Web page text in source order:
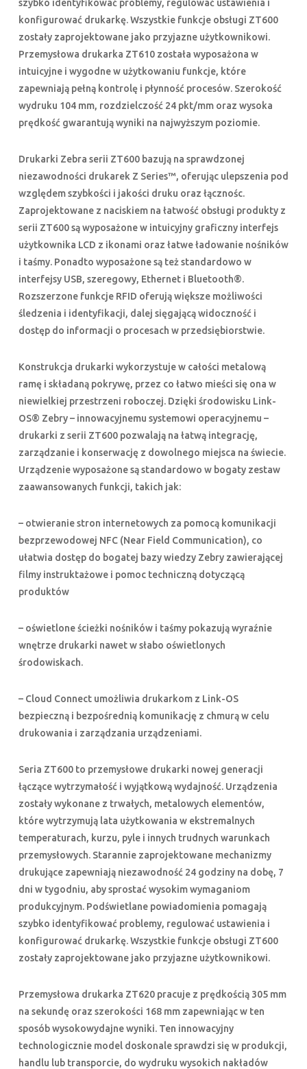
szybko identyfikować problemy, regulować ustawienia i
konfigurować drukarkę. Wszystkie funkcje obsługi ZT600
zostały zaprojektowane jako przyjazne użytkownikowi.
Przemysłowa drukarka ZT610 została wyposażona w
intuicyjne i wygodne w użytkowaniu funkcje, które
zapewniają pełną kontrolę i płynność procesów. Szerokość
wydruku 104 mm, rozdzielczość 24 pkt/mm oraz wysoka
prędkość gwarantują wyniki na najwyższym poziomie.
Drukarki Zebra serii ZT600 bazują na sprawdzonej
niezawodności drukarek Z Series™, oferując ulepszenia pod
względem szybkości i jakości druku oraz łącznośc.
Zaprojektowane z naciskiem na łatwość obsługi produkty z
serii ZT600 są wyposażone w intuicyjny graficzny interfejs
użytkownika LCD z ikonami oraz łatwe ładowanie nośników
i taśmy. Ponadto wyposażone są też standardowo w
interfejsy USB, szeregowy, Ethernet i Bluetooth®.
Rozszerzone funkcje RFID oferują większe możliwości
śledzenia i identyfikacji, dalej sięgającą widoczność i
dostęp do informacji o procesach w przedsiębiorstwie.
Konstrukcja drukarki wykorzystuje w całości metalową
ramę i składaną pokrywę, przez co łatwo mieści się ona w
niewielkiej przestrzeni roboczej. Dzięki środowisku Link-
OS® Zebry – innowacyjnemu systemowi operacyjnemu –
drukarki z serii ZT600 pozwalają na łatwą integrację,
zarządzanie i konserwację z dowolnego miejsca na świecie.
Urządzenie wyposażone są standardowo w bogaty zestaw
zaawansowanych funkcji, takich jak:
– otwieranie stron internetowych za pomocą komunikacji
bezprzewodowej NFC (Near Field Communication), co
ułatwia dostęp do bogatej bazy wiedzy Zebry zawierającej
filmy instruktażowe i pomoc techniczną dotyczącą
produktów
– oświetlone ścieżki nośników i taśmy pokazują wyraźnie
wnętrze drukarki nawet w słabo oświetlonych
środowiskach.
– Cloud Connect umożliwia drukarkom z Link-OS
bezpieczną i bezpośrednią komunikację z chmurą w celu
drukowania i zarządzania urządzeniami.
Seria ZT600 to przemysłowe drukarki nowej generacji
łączące wytrzymałość i wyjątkową wydajność. Urządzenia
zostały wykonane z trwałych, metalowych elementów,
które wytrzymują lata użytkowania w ekstremalnych
temperaturach, kurzu, pyle i innych trudnych warunkach
przemysłowych. Starannie zaprojektowane mechanizmy
drukujące zapewniają niezawodność 24 godziny na dobę, 7
dni w tygodniu, aby sprostać wysokim wymaganiom
produkcyjnym. Podświetlane powiadomienia pomagają
szybko identyfikować problemy, regulować ustawienia i
konfigurować drukarkę. Wszystkie funkcje obsługi ZT600
zostały zaprojektowane jako przyjazne użytkownikowi.
Przemysłowa drukarka ZT620 pracuje z prędkością 305 mm
na sekundę oraz szerokości 168 mm zapewniając w ten
sposób wysokowydajne wyniki. Ten innowacyjny
technologicznie model doskonale sprawdzi się w produkcji,
handlu lub transporcie, do wydruku wysokich nakładów